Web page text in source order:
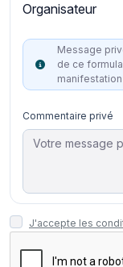
Organisateur
Message
de ce
manifestation
Commentaire privé
J'accepte les